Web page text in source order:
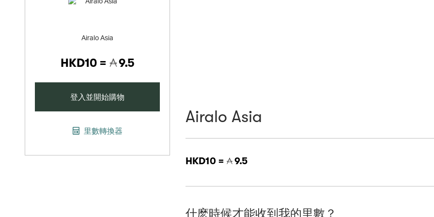
Airalo Asia
HKD10 = 9.5
登入並開始購物
里數轉換器
Airalo Asia
HKD10 = 9.5
什麽時候才能收到我的里數？